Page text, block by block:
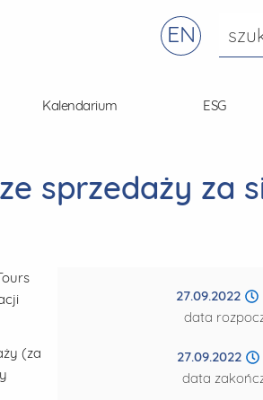
EN
Kalendarium ESG
sprzedaży za
(za
27.09.2022
data
27.09.2022
data